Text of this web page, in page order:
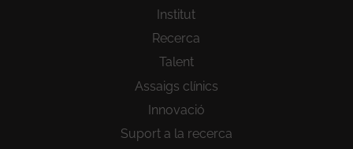
Institut
Recerca
Talent
Assaigs clínics
Innovació
Suport a la recerca